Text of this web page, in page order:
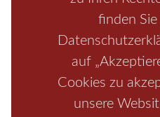
finden
auf
Cookies zu
unsere
Region /